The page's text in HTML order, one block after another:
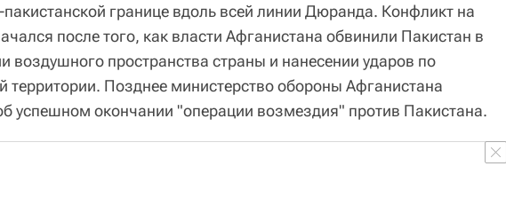
границе вдоль всей линии Дюранда. Конфликт на
после того, как власти Афганистана обвинили Пакистан в
воздушного пространства страны и нанесении ударов по
территории. Позднее министерство обороны Афганистана
успешном окончании "операции возмездия" против Пакистана.